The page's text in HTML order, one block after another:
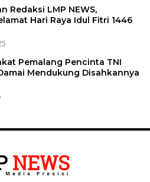
Redaksi LMP NEWS,
Hari Raya Idul Fitri 1446
Pemalang Pencinta TNI
Mendukung Disahkannya